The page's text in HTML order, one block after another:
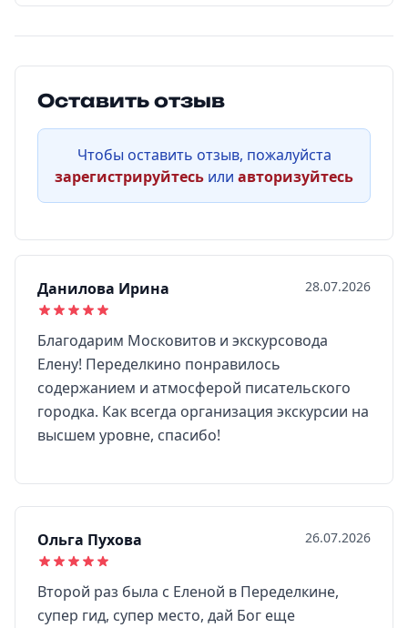
Оставить отзыв
Чтобы оставить отзыв, пожалуйста
зарегистрируйтесь или авторизуйтесь
Данилова Ирина 28.07.2026
Благодарим Московитов и экскурсовода
Елену! Переделкино понравилось
содержанием и атмосферой писательского
городка. Как всегда организация экскурсии на
высшем уровне, спасибо!
Ольга Пухова 26.07.2026
Второй раз была с Еленой в Переделкине,
супер гид, супер место, дай Бог еще